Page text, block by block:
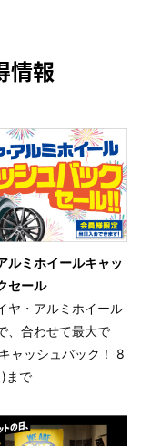
情報
ルミホイールキャッ
セール
ヤ・アルミホイール
、合わせて最大で
ャッシュバック！ 8
まで